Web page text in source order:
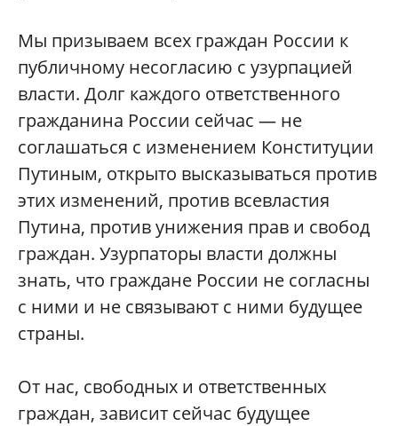
Мы призываем всех граждан России к
публичному несогласию с узурпацией
власти. Долг каждого ответственного
гражданина России сейчас — не
соглашаться с изменением Конституции
Путиным, открыто высказываться против
этих изменений, против всевластия
Путина, против унижения прав и свобод
граждан. Узурпаторы власти должны
знать, что граждане России не согласны
с ними и не связывают с ними будущее
страны.
От нас, свободных и ответственных
граждан, зависит сейчас будущее